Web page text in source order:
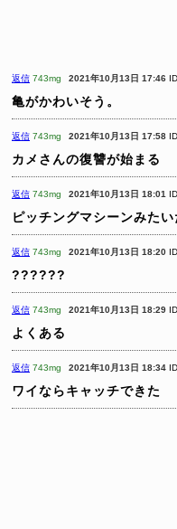
返信 743mg 2021年10月13日 17:46
亀がかわいそう。
返信 743mg 2021年10月13日 17:58
カメさんの復讐が始まる
返信 743mg 2021年10月13日 18:01
ピッチングマシーンみたい
返信 743mg 2021年10月13日 18:20
??????
返信 743mg 2021年10月13日 18:29
よくある
返信 743mg 2021年10月13日 18:34
ワイならキャッチできた